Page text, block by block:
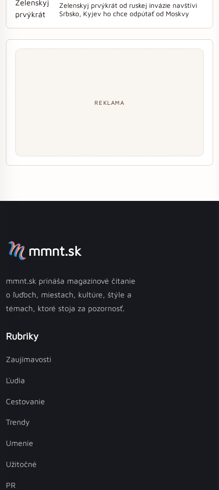
Zelenskyj prvýkrát od ruskej invázie navštívi
Srbsko, Kyjev ho chce odpútať od Moskvy
REKLAMA
mmnt.sk
mmnt.sk prináša magazínové čítanie
o ľuďoch, miestach, kultúre, štýle a
témach, ktoré stoja za pozornosť.
Rubriky
Zaujímavosti
Ľudia
Cestovanie
Trendy
Umenie
Užitočné
PR